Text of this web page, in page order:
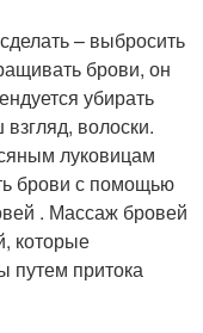
– выбросить
брови, он
убирать
волоски.
луковицам
брови с помощью
. Массаж бровей
которые
притока